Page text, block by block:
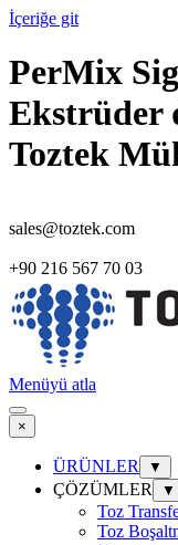
İçeriğe git
PerMix
Ekstrüder
Toztek
sales@toztek.com
+90 216 567 70 03
Menüyü atla
×
ÜRÜNLER ▼
ÇÖZÜMLER ▼
Toz
Toz